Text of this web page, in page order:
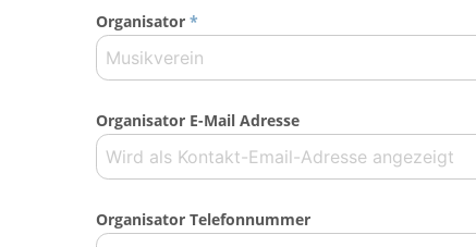
Organisator *
Organisator E-Mail Adresse
Organisator Telefonnummer